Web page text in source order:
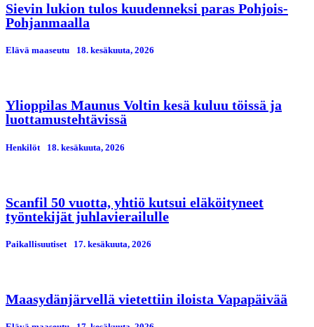
Sievin lukion tulos kuudenneksi paras Pohjois-
Pohjanmaalla
Elävä maaseutu 18. kesäkuuta, 2026
Ylioppilas Maunus Voltin kesä kuluu töissä ja
luottamustehtävissä
Henkilöt 18. kesäkuuta, 2026
Scanfil 50 vuotta, yhtiö kutsui eläköityneet
työntekijät juhlavierailulle
Paikallisuutiset 17. kesäkuuta, 2026
Maasydänjärvellä vietettiin iloista Vapapäivää